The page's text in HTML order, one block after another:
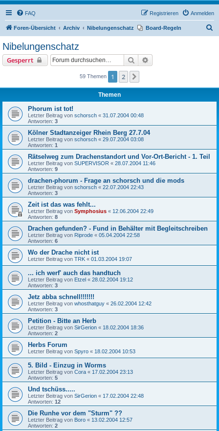
FAQ Anmelden
Registrieren
Foren-Übersicht Archiv Nibelungenschatz Board-Regeln
Nibelungenschatz
Gesperrt Suche
59 Themen 1 2
Themen
Phorum ist tot!
Letzter Beitrag von schorsch « 31.07.2004 00:48
Antworten: 3
Kölner Stadtanzeiger Rhein Berg 27.7.04
Letzter Beitrag von schorsch « 29.07.2004 03:08
Antworten: 1
Rätselweg zum Drachenstandort und Vor-Ort-Bericht - 1. Teil
Letzter Beitrag von SUPERVISOR « 28.07.2004 11:46
Antworten: 9
drachen-phorum - Frage an schorsch und die mods
Letzter Beitrag von schorsch « 22.07.2004 22:43
Antworten: 3
Zeit ist das was fehlt...
Letzter Beitrag von Symphosius « 12.06.2004 22:49
Antworten: 8
Drachen gefunden? - Fund in Behälter mit Begleitschreiben
Letzter Beitrag von Riprode « 05.04.2004 22:58
Antworten: 6
Wo der Drache nicht ist
Letzter Beitrag von TRK « 01.03.2004 19:07
... ich werf' auch das handtuch
Letzter Beitrag von Etzel « 28.02.2004 19:12
Antworten: 3
Jetz abba schnell!!!!!!!
Letzter Beitrag von whosthatguy « 26.02.2004 12:42
Antworten: 3
Petition - Bitte an Herb
Letzter Beitrag von SirGerion « 18.02.2004 18:36
Antworten: 2
Herbs Forum
Letzter Beitrag von Spyro « 18.02.2004 10:53
5. Bild - Einzug in Worms
Letzter Beitrag von Cora « 17.02.2004 23:13
Antworten: 5
Und tschüss.....
Letzter Beitrag von SirGerion « 17.02.2004 22:48
Antworten: 12
Die Runhe vor dem "Sturm" ??
Letzter Beitrag von Boro « 13.02.2004 12:57
Antworten: 2